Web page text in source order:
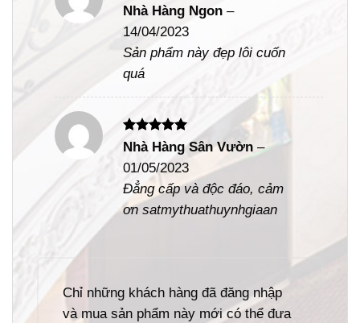
Được xếp
sao
Nhà Hàng Ngon–
14/04/2023
Sản phẩm này đẹp lôi cuốn
quá
Được xếp
sao
Nhà Hàng Sân Vườn–
01/05/2023
Đẳng cấp và độc đáo, cảm
ơn satmythuathuynhgiaan
Chỉ những khách hàng đã đăng nhập
và mua sản phẩm này mới có thể đưa